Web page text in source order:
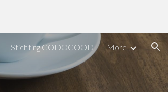
Stichting GODOGOOD More